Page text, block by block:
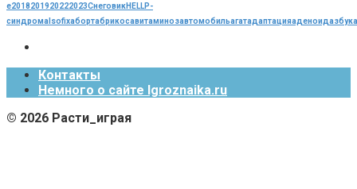
е2018201920222023CнеговикHELLP-
синдрома Isofixабортабрикосавитаминозавтомобильагатадаптацияаденоидазбука
Контакты
Немного о сайте Igroznaika.ru
© 2026 Расти_играя